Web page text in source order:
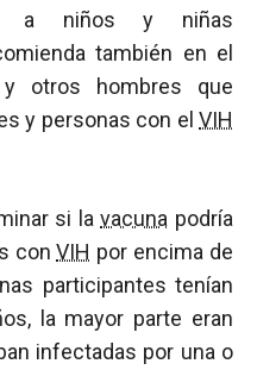
a niños y niñas
también en el
otros hombres que
y personas con el VIH
si lavacuna podría
conVIH por encima de
participantes tenían
la mayor parte eran
infectadas por una o